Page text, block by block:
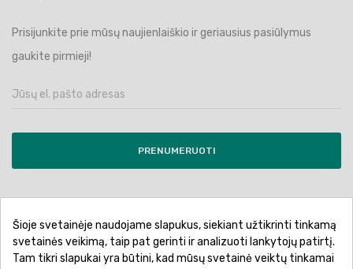
Prisijunkite prie mūsų naujienlaiškio ir geriausius pasiūlymus
gaukite pirmieji!
PRENUMERUOTI
Pirkimo sąlygos ir taisyklės
Privatumo politika
Garantinis aptarnavimas
Prekių pristatymas
Šioje svetainėje naudojame slapukus, siekiant užtikrinti tinkamą
svetainės veikimą, taip pat gerinti ir analizuoti lankytojų patirtį.
Tam tikri slapukai yra būtini, kad mūsų svetainė veiktų tinkamai